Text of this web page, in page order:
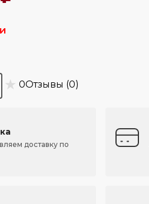
★ 0Отзывы (0)
доставку по